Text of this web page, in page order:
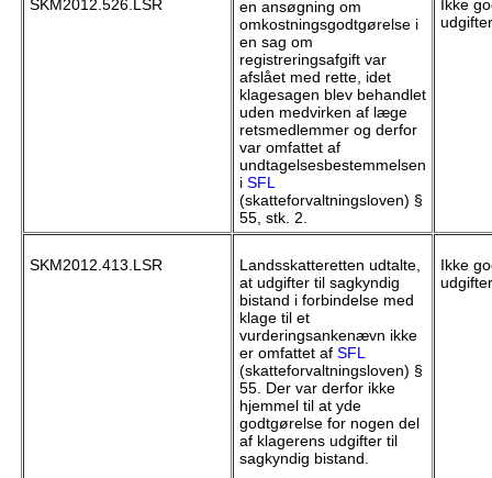
SKM2012.526.LSR
en ansøgning om
omkostningsgodtgørelse i
en sag om
registreringsafgift var
afslået med rette, idet
klagesagen blev behandlet
uden medvirken af læge
retsmedlemmer og derfor
var omfattet af
undtagelsesbestemmelsen
i SFL
(skatteforvaltningsloven) §
55, stk. 2.
Ikke
udgifter
SKM2012.413.LSR
Landsskatteretten udtalte,
at udgifter til sagkyndig
bistand i forbindelse med
klage til et
vurderingsankenævn ikke
er omfattet af SFL
(skatteforvaltningsloven) §
55. Der var derfor ikke
hjemmel til at yde
godtgørelse for nogen del
af klagerens udgifter til
sagkyndig bistand.
Ikke
udgifter